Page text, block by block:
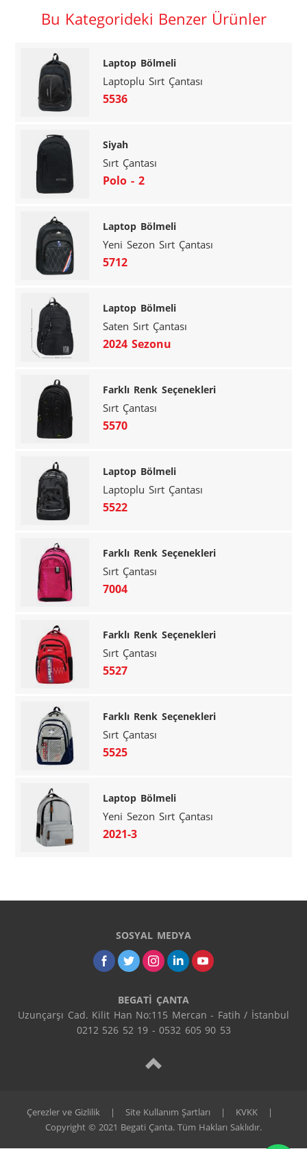
Bu Kategorideki Benzer Ürünler
Laptop Bölmeli
Laptoplu Sırt Çantası
5536
Siyah
Sırt Çantası
Polo - 2
Laptop Bölmeli
Yeni Sezon Sırt Çantası
5712
Laptop Bölmeli
Saten Sırt Çantası
2024 Sezonu
Farklı Renk Seçenekleri
Sırt Çantası
5570
Laptop Bölmeli
Laptoplu Sırt Çantası
5522
Farklı Renk Seçenekleri
Sırt Çantası
7004
Farklı Renk Seçenekleri
Sırt Çantası
5527
Farklı Renk Seçenekleri
Sırt Çantası
5525
Laptop Bölmeli
Yeni Sezon Sırt Çantası
2021-3
SOSYAL MEDYA
BEGATİ ÇANTA
Uzunçarşı Cad. Kilit Han No:115 Mercan - Fatih / İstanbul
0212 526 52 19 - 0532 605 90 53
Çerezler ve Gizlilik | Site Kullanım Şartları | KVKK
|
Copyright © 2021 Begati Çanta. Tüm Hakları Saklıdır.